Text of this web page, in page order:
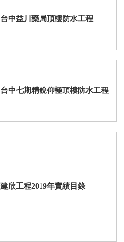
台中益川藥局頂樓防水工程
台中七期精銳仰極頂樓防水工程
建欣工程2019年實績目錄